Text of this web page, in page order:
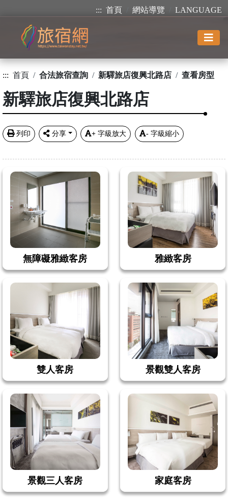
::: 首頁 網站導覽 LANGUAGE
::: 首頁 合法旅宿查詢 新驛旅店復興北路店 查看房型
新驛旅店復興北路店
列印 分享 + 字級放大 - 字級縮小
無障礙雅緻客房 雅緻客房
雙人客房 景觀雙人客房
景觀三人客房 家庭客房